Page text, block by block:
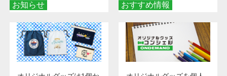
お知らせ おすすめ情報
ダーメイドする魅力と選
び方